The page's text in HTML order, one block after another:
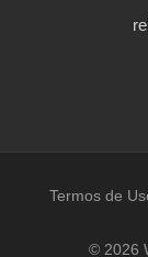
Termos de
© 2026